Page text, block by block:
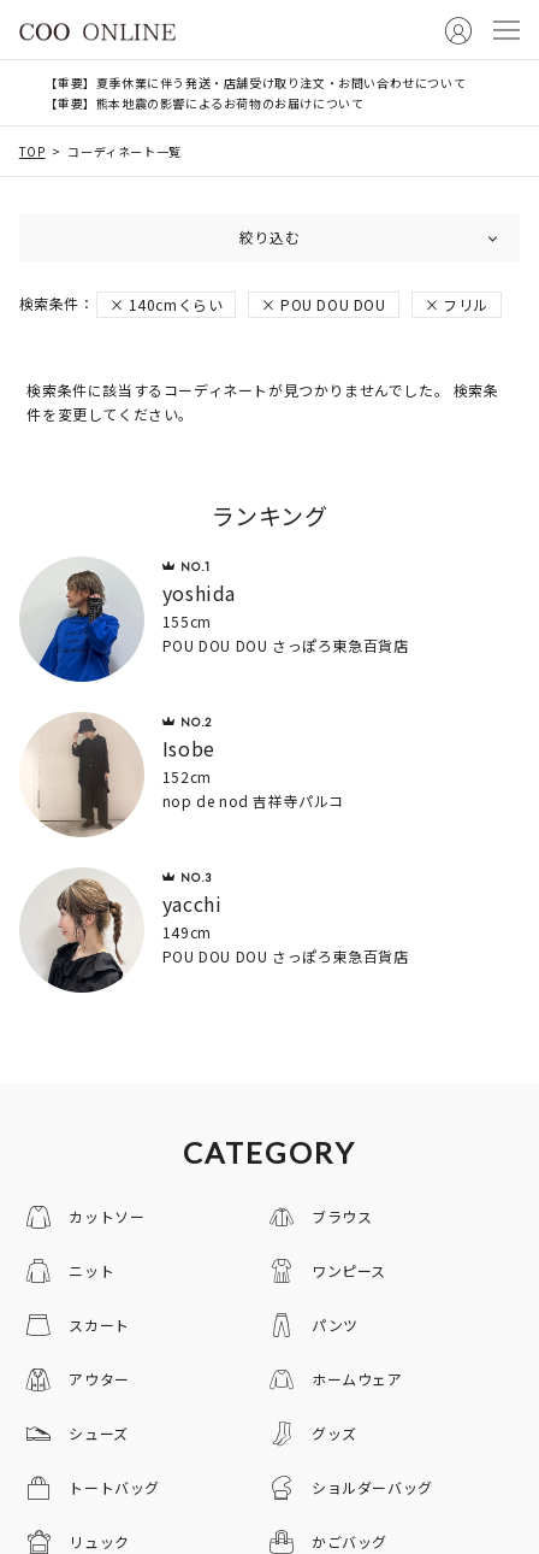
【重要】夏季休業に伴う発送・店舗受け取り注文・お問い合わせについて
【重要】熊本地震の影響によるお荷物のお届けについて
TOP コーディネート一覧
絞り込む
140cmくらい POU DOU DOU フリル
検索条件に該当するコーディネートが見つかりませんでした。 検索条
件を変更してください。
ランキング
yoshida
155cm
POU DOU DOU さっぽろ東急百貨店
Isobe
152cm
nop de nod 吉祥寺パルコ
yacchi
149cm
POU DOU DOU さっぽろ東急百貨店
CATEGORY
カットソー ブラウス
ニット ワンピース
スカート パンツ
アウター ホームウェア
シューズ グッズ
トートバッグ ショルダーバッグ
リュック かごバッグ